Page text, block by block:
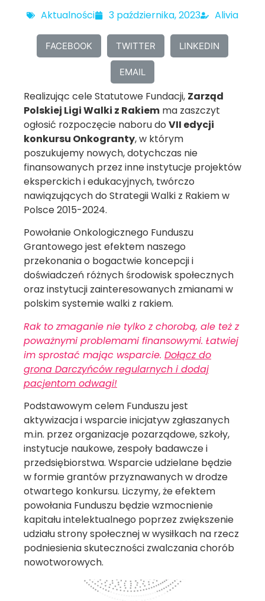
Aktualności 3 października, 2023 Alivia
FACEBOOK TWITTER LINKEDIN
EMAIL
Realizując cele Statutowe Fundacji, Zarząd
Polskiej Ligi Walki z Rakiem ma zaszczyt
ogłosić rozpoczęcie naboru do VII edycji
konkursu Onkogranty, w którym
poszukujemy nowych, dotychczas nie
finansowanych przez inne instytucje projektów
eksperckich i edukacyjnych, twórczo
nawiązujących do Strategii Walki z Rakiem w
Polsce 2015-2024.
Powołanie Onkologicznego Funduszu
Grantowego jest efektem naszego
przekonania o bogactwie koncepcji i
doświadczeń różnych środowisk społecznych
oraz instytucji zainteresowanych zmianami w
polskim systemie walki z rakiem.
Rak to zmaganie nie tylko z chorobą, ale też z
poważnymi problemami finansowymi. Łatwiej
im sprostać mając wsparcie. Dołącz do
grona Darczyńców regularnych i dodaj
pacjentom odwagi!
Podstawowym celem Funduszu jest
aktywizacja i wsparcie inicjatyw zgłaszanych
m.in. przez organizacje pozarządowe, szkoły,
instytucje naukowe, zespoły badawcze i
przedsiębiorstwa. Wsparcie udzielane będzie
w formie grantów przyznawanych w drodze
otwartego konkursu. Liczymy, że efektem
powołania Funduszu będzie wzmocnienie
kapitału intelektualnego poprzez zwiększenie
udziału strony społecznej w wysiłkach na rzecz
podniesienia skuteczności zwalczania chorób
nowotworowych.